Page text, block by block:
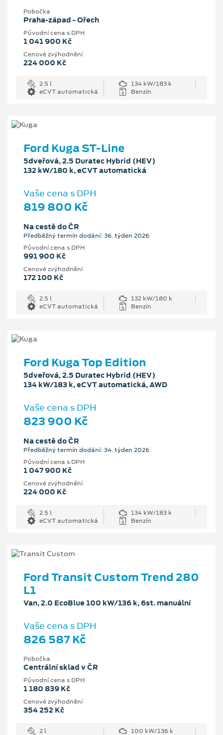
Pobočka
Praha-západ - Ořech
Původní cena s DPH
1 041 900 Kč
Cenové zvýhodnění
224 000 Kč
2.5 l
134 kW/183 k
eCVT automatická
Benzín
Ford Kuga ST-Line
5dveřová, 2.5 Duratec Hybrid (HEV)
132 kW/180 k, eCVT automatická
Vaše cena s DPH
819 800 Kč
Na cestě do ČR
Předběžný termín dodání: 36. týden 2026
Původní cena s DPH
991 900 Kč
Cenové zvýhodnění
172 100 Kč
2.5 l
132 kW/180 k
eCVT automatická
Benzín
Ford Kuga Top Edition
5dveřová, 2.5 Duratec Hybrid (HEV)
134 kW/183 k, eCVT automatická, AWD
Vaše cena s DPH
823 900 Kč
Na cestě do ČR
Předběžný termín dodání: 34. týden 2026
Původní cena s DPH
1 047 900 Kč
Cenové zvýhodnění
224 000 Kč
2.5 l
134 kW/183 k
eCVT automatická
Benzín
Ford Transit Custom Trend 280
L1
Van, 2.0 EcoBlue 100 kW/136 k, 6st. manuální
Vaše cena s DPH
826 587 Kč
Pobočka
Centrální sklad v ČR
Původní cena s DPH
1 180 839 Kč
Cenové zvýhodnění
354 252 Kč
2 l
100 kW/136 k